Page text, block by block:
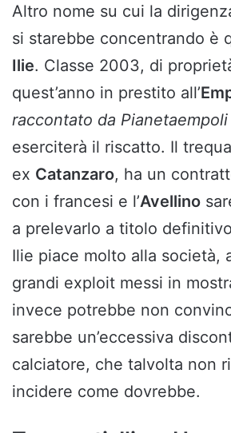
Altro nome su cui la
si starebbe concentrando è
Ilie. Classe 2003, di
quest’anno in prestito all’
raccontato da Pianetaempoli
eserciterà il riscatto. Il
ex Catanzaro, ha un
con i francesi e l’Avellino
a prelevarlo a titolo
Ilie piace molto alla società,
grandi exploit messi in
invece potrebbe non
sarebbe un’eccessiva
calciatore, che talvolta non
incidere come dovrebbe.